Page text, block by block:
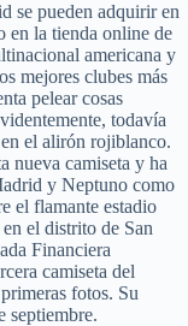
se pueden adquirir en
en la tienda online de
americana y
mejores clubes más
pelear cosas
todavía
el alirón rojiblanco.
nueva camiseta y ha
y Neptuno como
el flamante estadio
el distrito de San
Financiera
camiseta del
fotos. Su
septiembre.